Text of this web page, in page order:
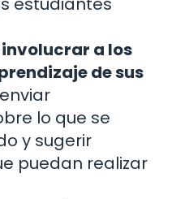
a los
de sus
lo que se
y sugerir
puedan realizar